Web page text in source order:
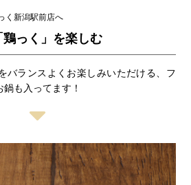
く新潟駅前店へ
っく」を楽しむ
バランスよくお楽しみいただける、フ
も入ってます！